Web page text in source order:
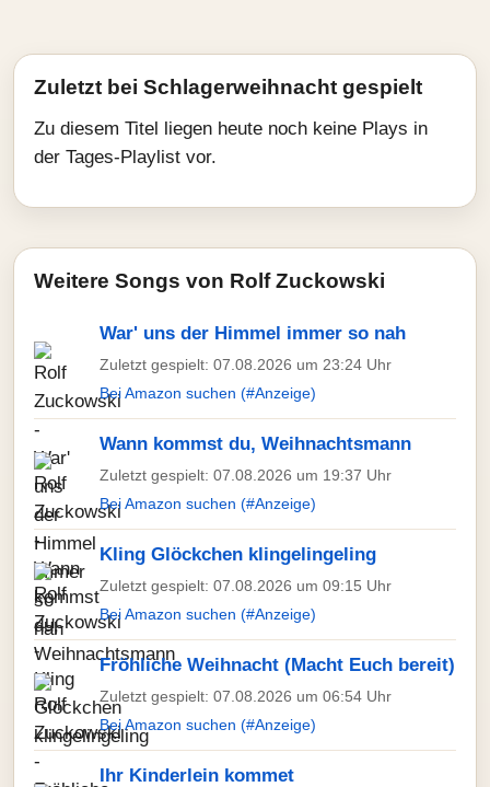
Zuletzt bei Schlagerweihnacht gespielt
Zu diesem Titel liegen heute noch keine Plays in
der Tages-Playlist vor.
Weitere Songs von Rolf Zuckowski
War' uns der Himmel immer so nah
Zuletzt gespielt: 07.08.2026 um 23:24 Uhr
Bei Amazon suchen (#Anzeige)
Wann kommst du, Weihnachtsmann
Zuletzt gespielt: 07.08.2026 um 19:37 Uhr
Bei Amazon suchen (#Anzeige)
Kling Glöckchen klingelingeling
Zuletzt gespielt: 07.08.2026 um 09:15 Uhr
Bei Amazon suchen (#Anzeige)
Fröhliche Weihnacht (Macht Euch bereit)
Zuletzt gespielt: 07.08.2026 um 06:54 Uhr
Bei Amazon suchen (#Anzeige)
Ihr Kinderlein kommet